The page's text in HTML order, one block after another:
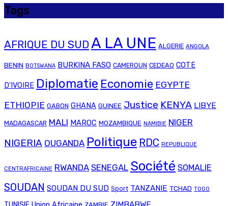
Tags
AFRIQUE DU SUD A LA UNE ALGERIE ANGOLA
BENIN BOTSWANA BURKINA FASO CAMEROUN CEDEAO COTE
D'IVOIRE Diplomatie Economie EGYPTE
ETHIOPIE GABON GHANA GUINEE Justice KENYA LIBYE
MADAGASCAR MALI MAROC MOZAMBIQUE NAMIBIE NIGER
NIGERIA OUGANDA Politique RDC REPUBLIQUE
CENTRAFRICAINE RWANDA SENEGAL Société SOMALIE
SOUDAN SOUDAN DU SUD Sport TANZANIE TCHAD TOGO